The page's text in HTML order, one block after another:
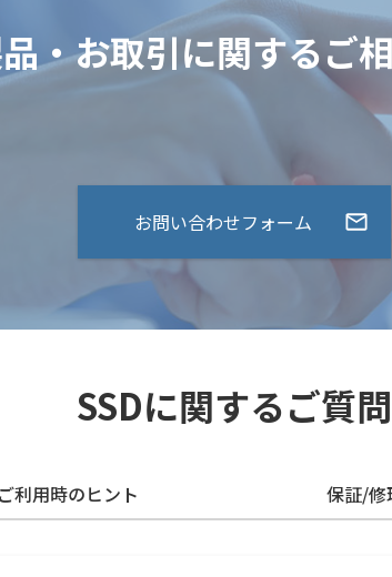
・お取引に関するご
お問い合わせフォーム
SSDに関するご質問
ご利用時のヒント 保証/修